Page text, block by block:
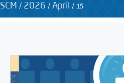
SCM / 2026 / April /15